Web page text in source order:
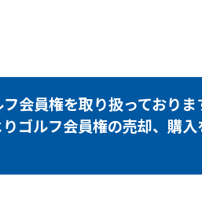
会員権を取り扱っておりま
ゴルフ会員権の売却、購